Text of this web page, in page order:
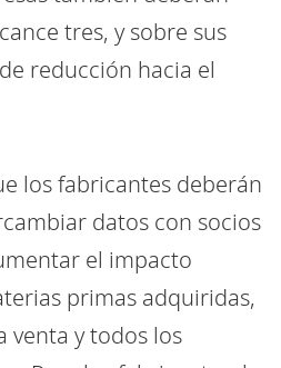
tres, y sobre sus
reducción hacia el
los fabricantes deberán
datos con socios
el impacto
primas adquiridas,
venta y todos los